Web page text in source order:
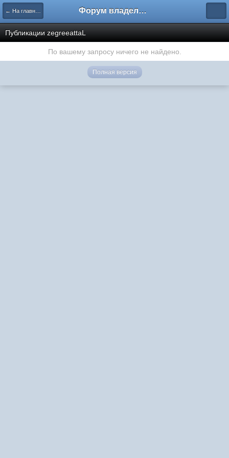
← На главную Форум владельцев интернет-магазинов
Публикации zegreeattaL
По вашему запросу ничего не найдено.
Полная версия